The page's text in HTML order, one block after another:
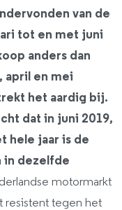
van de
tot en met juni
anders dan
april en mei
het aardig bij.
dat in juni 2019,
hele jaar is de
in dezelfde
motormarkt
resistent tegen het